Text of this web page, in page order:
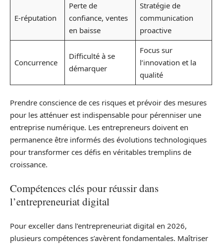
E-réputation
Perte de
confiance, ventes
en baisse
Stratégie de
communication
proactive
Concurrence
Difficulté à se
démarquer
Focus sur
l’innovation et la
qualité
Prendre conscience de ces risques et prévoir des mesures
pour les atténuer est indispensable pour pérenniser une
entreprise numérique. Les entrepreneurs doivent en
permanence être informés des évolutions technologiques
pour transformer ces défis en véritables tremplins de
croissance.
Compétences clés pour réussir dans
l’entrepreneuriat digital
Pour exceller dans l’entrepreneuriat digital en 2026,
plusieurs compétences s’avèrent fondamentales. Maîtriser